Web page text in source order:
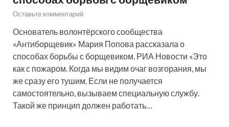
Оставьте комментарий
Основатель волонтёрского сообщества
«Антиборщевик» Мария Попова рассказала о
способах борьбы с борщевиком. РИА Новости «Это
как с пожаром. Когда мы видим очаг возгорания, мы
же сразу его тушим. Если не получается
самостоятельно, вызываем специальную службу.
Такой же принцип должен работать…